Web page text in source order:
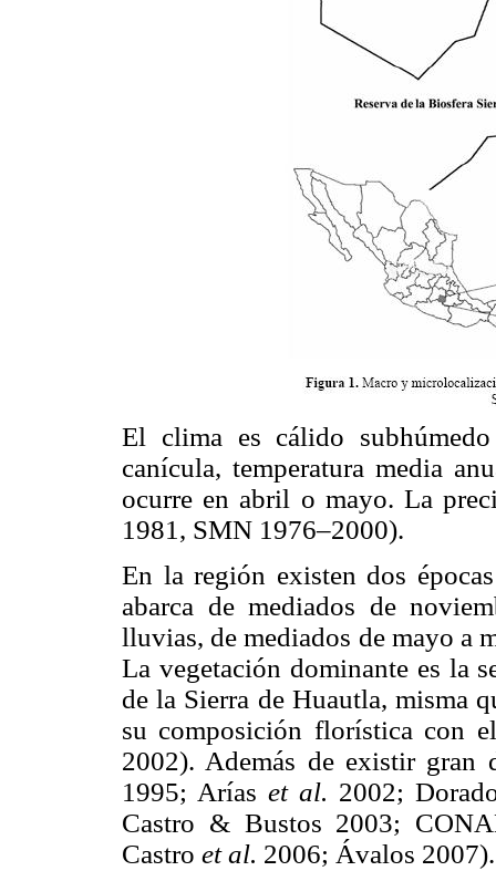
El clima es cálido
canícula, temperatura media
ocurre en abril o mayo. La
1981, SMN 1976–2000).
En la región existen dos
abarca de mediados de
lluvias, de mediados de mayo a
La vegetación dominante es la
de la Sierra de Huautla, misma
su composición florística con
2002). Además de existir gran
1995; Arías et al. 2002;
Castro & Bustos 2003;
Castro et al. 2006; Ávalos 2007).